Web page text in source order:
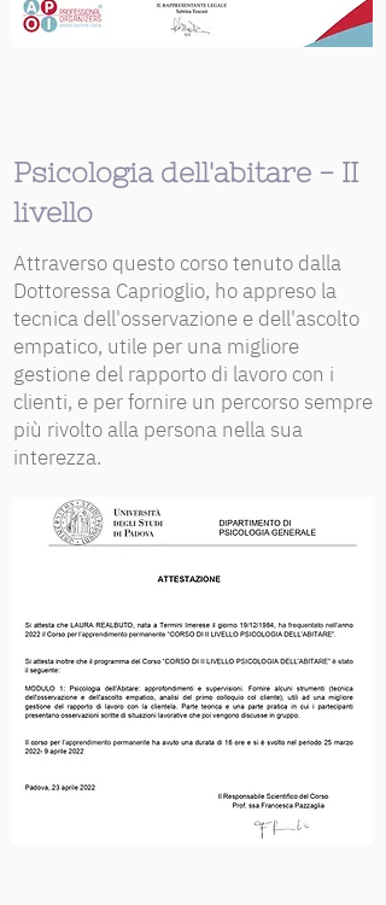
Psicologia dell'abitare - II
livello
Attraverso questo corso tenuto dalla
Dottoressa Caprioglio, ho appreso la
tecnica dell'osservazione e dell'ascolto
empatico, utile per una migliore
gestione del rapporto di lavoro con i
clienti, e per fornire un percorso sempre
più rivolto alla persona nella sua
interezza.